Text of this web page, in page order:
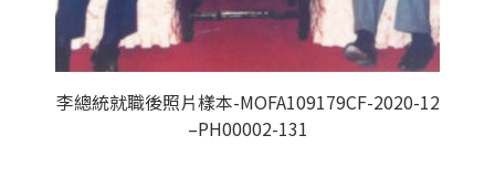
李總統就職後照片樣本-MOFA109179CF-2020-12
–PH00002-131